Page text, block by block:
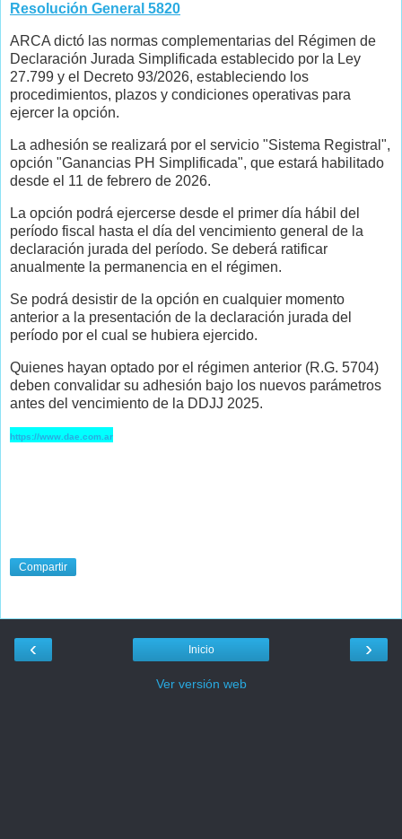
Resolución General 5820
ARCA dictó las normas complementarias del Régimen de
Declaración Jurada Simplificada establecido por la Ley
27.799 y el Decreto 93/2026, estableciendo los
procedimientos, plazos y condiciones operativas para
ejercer la opción.
La adhesión se realizará por el servicio "Sistema Registral",
opción "Ganancias PH Simplificada", que estará habilitado
desde el 11 de febrero de 2026.
La opción podrá ejercerse desde el primer día hábil del
período fiscal hasta el día del vencimiento general de la
declaración jurada del período. Se deberá ratificar
anualmente la permanencia en el régimen.
Se podrá desistir de la opción en cualquier momento
anterior a la presentación de la declaración jurada del
período por el cual se hubiera ejercido.
Quienes hayan optado por el régimen anterior (R.G. 5704)
deben convalidar su adhesión bajo los nuevos parámetros
antes del vencimiento de la DDJJ 2025.
https://www.dae.com.ar
Compartir
‹ ›
Inicio
Ver versión web